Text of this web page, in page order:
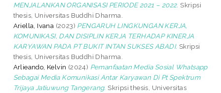
MENJALANKAN ORGANISASI PERIODE 2021 – 2022. Skripsi
thesis, Universitas Buddhi Dharma.
Ariella, Ivana (2023) PENGARUH LINGKUNGAN KERJA,
KOMUNIKASI, DAN DISIPLIN KERJA TERHADAP KINERJA
KARYAWAN PADA PT BUKIT INTAN SUKSES ABADI. Skripsi
thesis, Universitas Buddhi Dharma.
Arlieando, Kelvin (2024) Pemanfaatan Media Sosial Whatsapp
Sebagai Media Komunikasi Antar Karyawan Di Pt Spektrum
Trijaya Jatiuwung Tangerang. Skripsi thesis, Universitas